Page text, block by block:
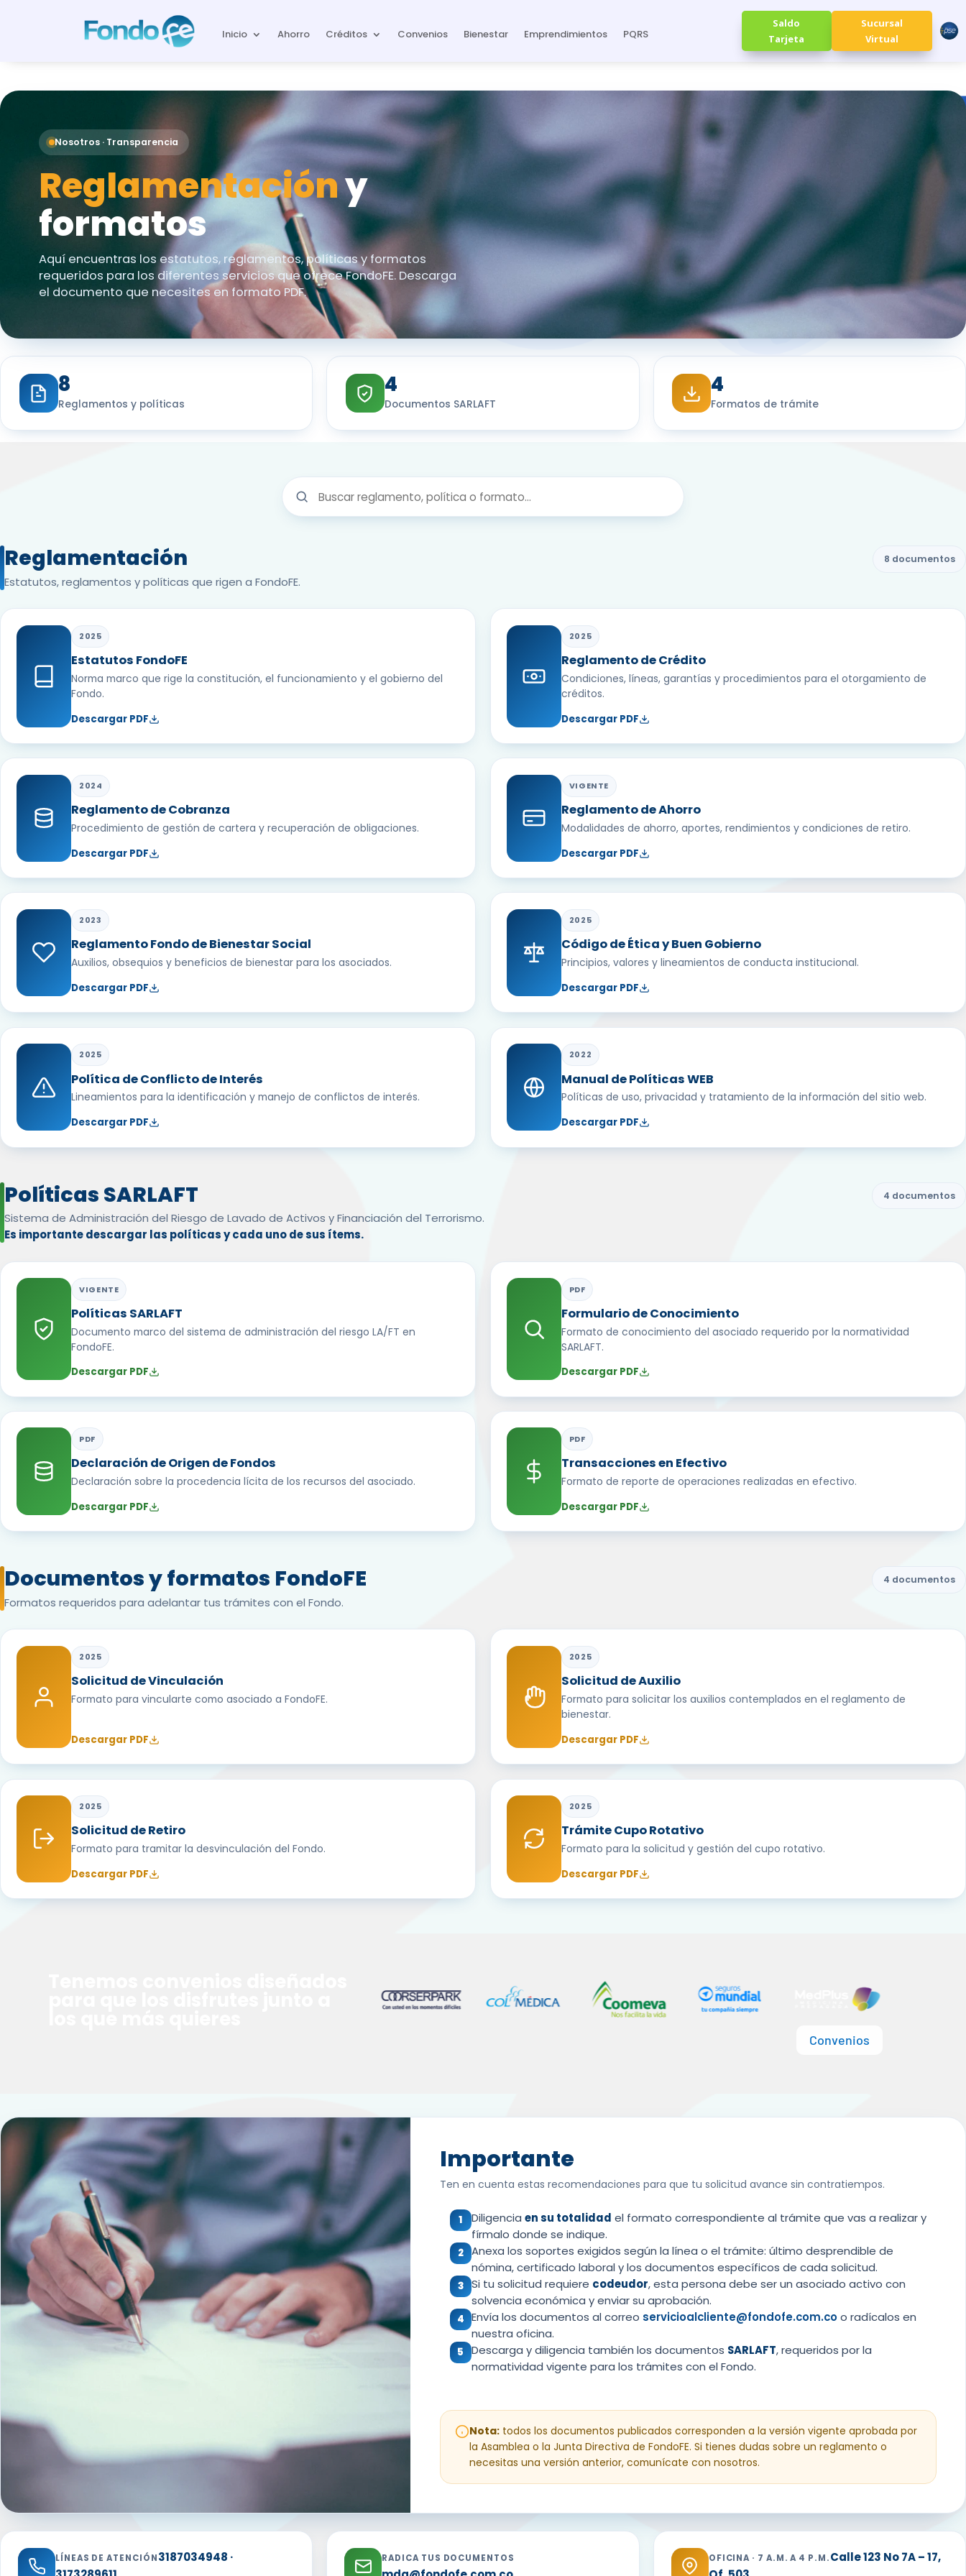
Inicio Ahorro Créditos Convenios Bienestar Emprendimientos PQRS
Saldo
Tarjeta
Sucursal
Virtual
Nosotros · Transparencia
Reglamentacióny
formatos
Aquí encuentras los estatutos, reglamentos, políticas y formatos
requeridos para los diferentes servicios que ofrece FondoFE. Descarga
el documento que necesites en formato PDF.
8
Reglamentos y políticas
4
Documentos SARLAFT
4
Formatos de trámite
Reglamentación
Estatutos, reglamentos y políticas que rigen a FondoFE.
8 documentos
2025
Estatutos FondoFE
Norma marco que rige la constitución, el funcionamiento y el gobierno del
Fondo.
Descargar PDF
2025
Reglamento de Crédito
Condiciones, líneas, garantías y procedimientos para el otorgamiento de
créditos.
Descargar PDF
2024
Reglamento de Cobranza
Procedimiento de gestión de cartera y recuperación de obligaciones.
Descargar PDF
VIGENTE
Reglamento de Ahorro
Modalidades de ahorro, aportes, rendimientos y condiciones de retiro.
Descargar PDF
2023
Reglamento Fondo de Bienestar Social
Auxilios, obsequios y beneficios de bienestar para los asociados.
Descargar PDF
2025
Código de Ética y Buen Gobierno
Principios, valores y lineamientos de conducta institucional.
Descargar PDF
2025
Política de Conflicto de Interés
Lineamientos para la identificación y manejo de conflictos de interés.
Descargar PDF
2022
Manual de Políticas WEB
Políticas de uso, privacidad y tratamiento de la información del sitio web.
Descargar PDF
Políticas SARLAFT
Sistema de Administración del Riesgo de Lavado de Activos y Financiación del Terrorismo.
Es importante descargar las políticas y cada uno de sus ítems.
4 documentos
VIGENTE
Políticas SARLAFT
Documento marco del sistema de administración del riesgo LA/FT en
FondoFE.
Descargar PDF
PDF
Formulario de Conocimiento
Formato de conocimiento del asociado requerido por la normatividad
SARLAFT.
Descargar PDF
PDF
Declaración de Origen de Fondos
Declaración sobre la procedencia lícita de los recursos del asociado.
Descargar PDF
PDF
Transacciones en Efectivo
Formato de reporte de operaciones realizadas en efectivo.
Descargar PDF
Documentos y formatos FondoFE
Formatos requeridos para adelantar tus trámites con el Fondo.
4 documentos
2025
Solicitud de Vinculación
Formato para vincularte como asociado a FondoFE.
Descargar PDF
2025
Solicitud de Auxilio
Formato para solicitar los auxilios contemplados en el reglamento de
bienestar.
Descargar PDF
2025
Solicitud de Retiro
Formato para tramitar la desvinculación del Fondo.
Descargar PDF
2025
Trámite Cupo Rotativo
Formato para la solicitud y gestión del cupo rotativo.
Descargar PDF
Convenios
Importante
Ten en cuenta estas recomendaciones para que tu solicitud avance sin contratiempos.
1 Diligencia en su totalidad el formato correspondiente al trámite que vas a realizar y
fírmalo donde se indique.
2 Anexa los soportes exigidos según la línea o el trámite: último desprendible de
nómina, certificado laboral y los documentos específicos de cada solicitud.
3 Si tu solicitud requiere codeudor, esta persona debe ser un asociado activo con
solvencia económica y enviar su aprobación.
4 Envía los documentos al correo servicioalcliente@fondofe.com.coo radícalos en
nuestra oficina.
5 Descarga y diligencia también los documentos SARLAFT, requeridos por la
normatividad vigente para los trámites con el Fondo.
Nota:todos los documentos publicados corresponden a la versión vigente aprobada por
la Asamblea o la Junta Directiva de FondoFE. Si tienes dudas sobre un reglamento o
necesitas una versión anterior, comunícate con nosotros.
LÍNEAS DE ATENCIÓN3187034948 ·
RADICA TUS DOCUMENTOS OFICINA · 7 A.M. A 4 P.M.Calle 123 No 7A – 17,